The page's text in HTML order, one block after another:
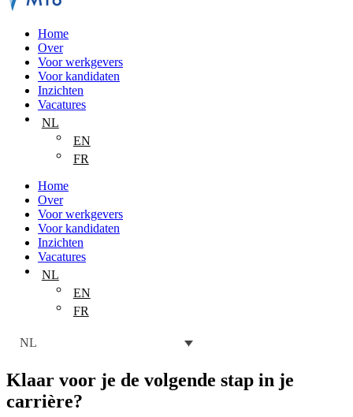
Home
Over
Voor werkgevers
Voor kandidaten
Inzichten
Vacatures
NL
EN
FR
Home
Over
Voor werkgevers
Voor kandidaten
Inzichten
Vacatures
NL
EN
FR
NL
Klaar voor je de volgende stap in je
carrière?